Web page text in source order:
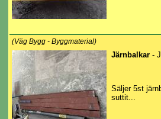
(Väg Bygg - Byggmaterial)
Järnbalkar -
Säljer 5st
suttit...